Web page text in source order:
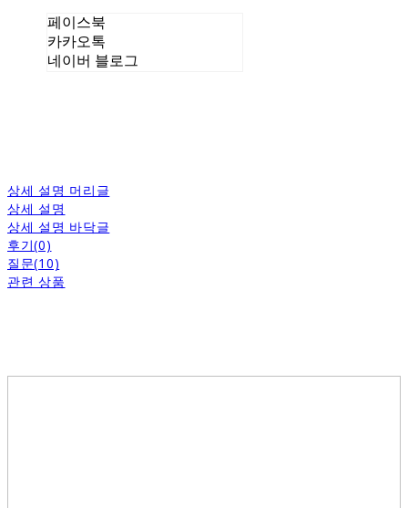
페이스북
카카오톡
네이버 블로그
상세 설명 머리글
상세 설명
상세 설명 바닥글
후기(0)
질문(10)
관련 상품